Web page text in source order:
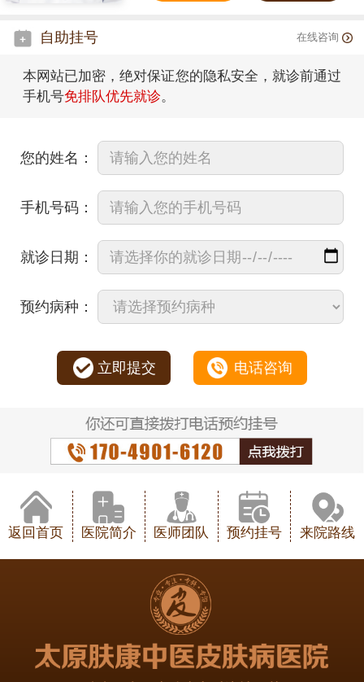
自助挂号 在线咨询
本网站已加密，绝对保证您的隐私安全，就诊前通过
手机号免排队优先就诊。
您的姓名：
手机号码：
就诊日期：
预约病种：
立即提交 电话咨询
返回首页 医院简介 医师团队 预约挂号 来院路线